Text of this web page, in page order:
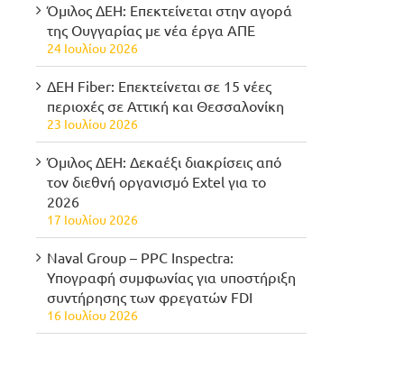
Όμιλος ΔΕΗ: Επεκτείνεται στην αγορά
της Ουγγαρίας με νέα έργα ΑΠΕ
24 Ιουλίου 2026
ΔΕΗ Fiber: Επεκτείνεται σε 15 νέες
περιοχές σε Αττική και Θεσσαλονίκη
23 Ιουλίου 2026
Όμιλος ΔΕΗ: Δεκαέξι διακρίσεις από
τον διεθνή οργανισμό Extel για το
2026
17 Ιουλίου 2026
Naval Group – PPC Inspectra:
Υπογραφή συμφωνίας για υποστήριξη
συντήρησης των φρεγατών FDI
16 Ιουλίου 2026